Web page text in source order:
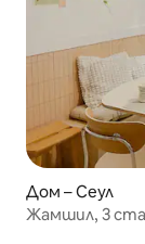
Дом – Сеул
Жамшил, 3